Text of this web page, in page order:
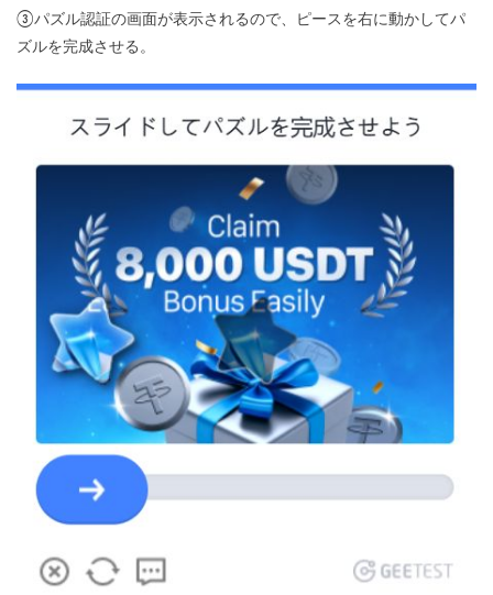
③パズル認証の画面が表示されるので、ピースを右に動かしてパ
ズルを完成させる。